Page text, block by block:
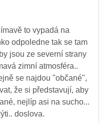
to vypadá na
odpoledne tak se tam
jsou ze severní strany
zimní atmosféra..
se najdou "občané",
že si představují, aby
nejlíp asi na sucho...
doslova.